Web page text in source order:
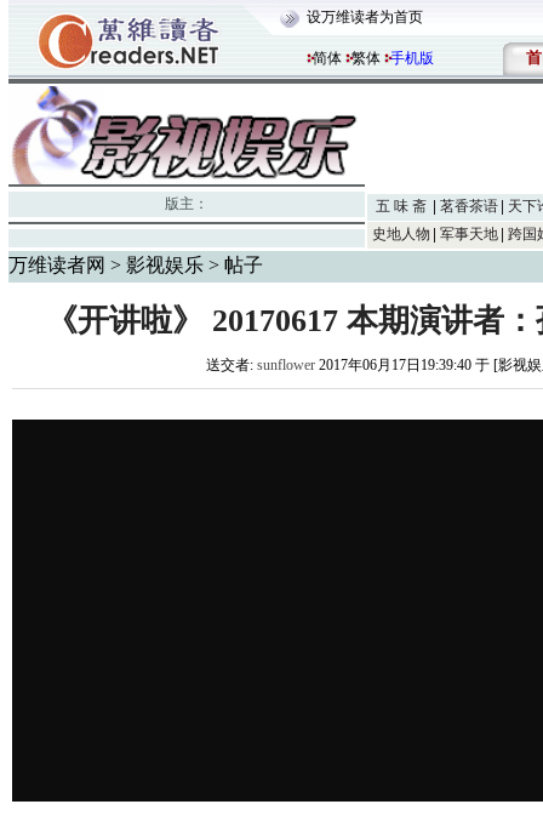
设万维读者为首页
简体 繁体 手机版 首
版主： 五 味 斋 茗香茶语
天下
史地人物
军事天地 跨国
万维读者网 > 影视娱乐 > 帖子
《开讲啦》 20170617 本期演讲者
送交者: sunflower2017年06月17日19:39:40 于 [影视